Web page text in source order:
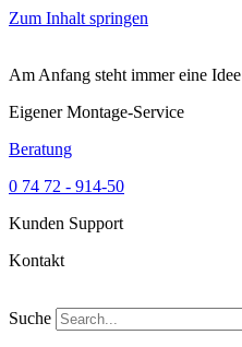
Zum Inhalt springen
Am Anfang steht immer eine Idee
Eigener Montage-Service
Beratung
0 74 72 - 914-50
Kunden Support
Kontakt
Suche